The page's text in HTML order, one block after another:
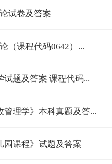
试卷及答案
（课程代码0642）...
题及答案 课程代码...
管理学》本科真题及答...
园课程》试题及答案